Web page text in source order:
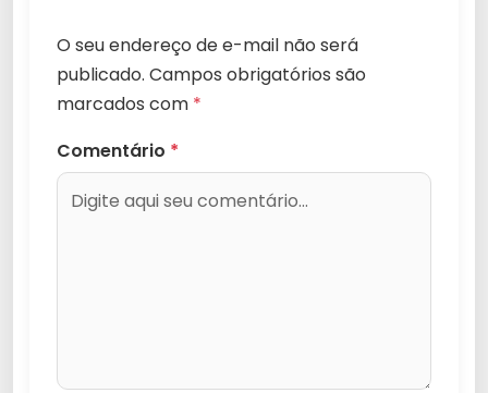
O seu endereço de e-mail não será
publicado. Campos obrigatórios são
marcados com *
Comentário *